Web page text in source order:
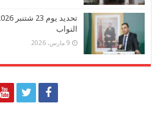
النواب
9 مارس، 2026